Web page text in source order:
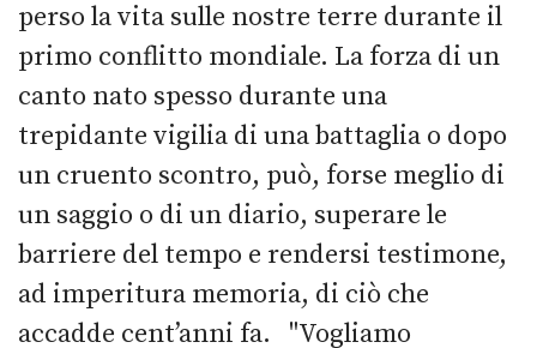
perso la vita sulle nostre terre durante il
primo conflitto mondiale. La forza di un
canto nato spesso durante una
trepidante vigilia di una battaglia o dopo
un cruento scontro, può, forse meglio di
un saggio o di un diario, superare le
barriere del tempo e rendersi testimone,
ad imperitura memoria, di ciò che
accadde cent’anni fa. "Vogliamo